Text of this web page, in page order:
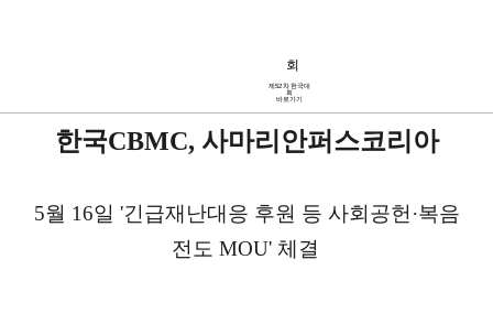
제52차 한국대
회
바로가기
한국CBMC, 사마리안퍼스코리아
5월 16일 '긴급재난대응 후원 등 사회공헌 ·복음
전도 MOU' 체결